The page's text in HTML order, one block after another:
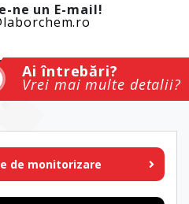
ne un E-mail!
Ai întrebări?
Vrei mai multe detalii?
de monitorizare